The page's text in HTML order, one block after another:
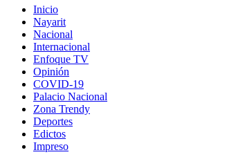
Inicio
Nayarit
Nacional
Internacional
Enfoque TV
Opinión
COVID-19
Palacio Nacional
Zona Trendy
Deportes
Edictos
Impreso